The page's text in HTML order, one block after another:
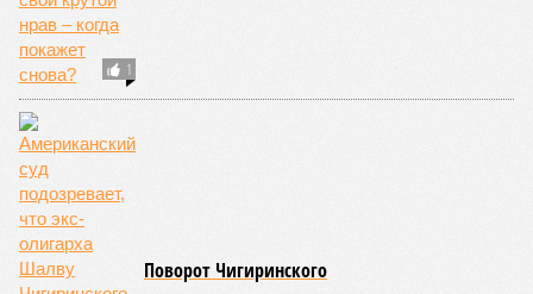
1
Поворот Чигиринского